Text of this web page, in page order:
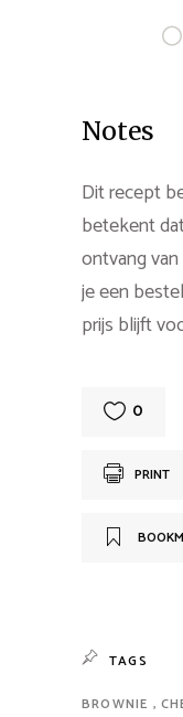
Notes
Dit recept
betekent
ontvang
je een
prijs blijft
0
PRINT
TAGS
BROWNIE